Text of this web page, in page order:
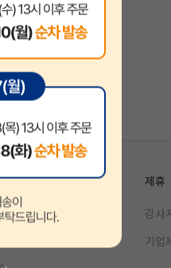
공무원
제휴
강사
기업